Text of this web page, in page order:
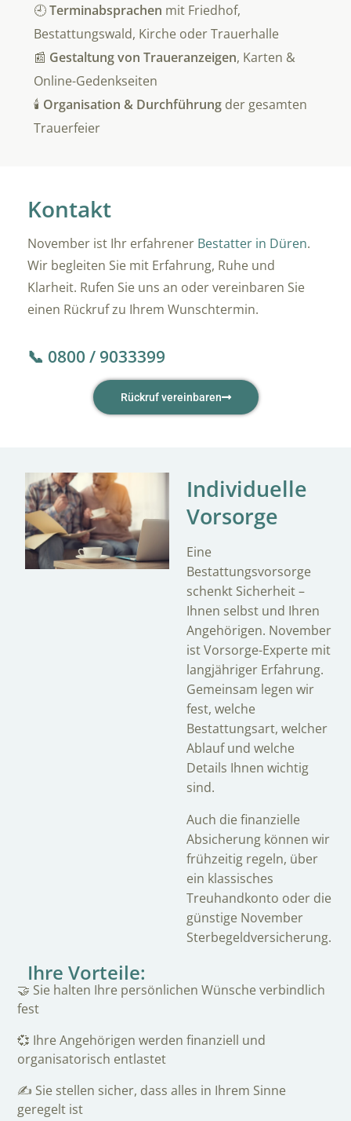
🕘Terminabsprachen mit Friedhof,
Bestattungswald, Kirche oder Trauerhalle
📰 Gestaltung von Traueranzeigen, Karten &
Online-Gedenkseiten
🕯️ Organisation & Durchführungder gesamten
Trauerfeier
Kontakt
November ist Ihr erfahrener Bestatter in Düren.
Wir begleiten Sie mit Erfahrung, Ruhe und
Klarheit. Rufen Sie uns an oder vereinbaren Sie
einen Rückruf zu Ihrem Wunschtermin.
📞 0800 / 9033399
Rückruf vereinbaren
Individuelle
Vorsorge
Eine
Bestattungsvorsorge
schenkt Sicherheit –
Ihnen selbst und Ihren
Angehörigen. November
ist Vorsorge-Experte mit
langjähriger Erfahrung.
Gemeinsam legen wir
fest, welche
Bestattungsart, welcher
Ablauf und welche
Details Ihnen wichtig
sind.
Auch die finanzielle
Absicherung können wir
frühzeitig regeln, über
ein klassisches
Treuhandkonto oder die
günstige November
Sterbegeldversicherung.
Ihre Vorteile:
🤝 Sie halten Ihre persönlichen Wünsche verbindlich
fest
💞 Ihre Angehörigen werden finanziell und
organisatorisch entlastet
✍️ Sie stellen sicher, dass alles in Ihrem Sinne
geregelt ist